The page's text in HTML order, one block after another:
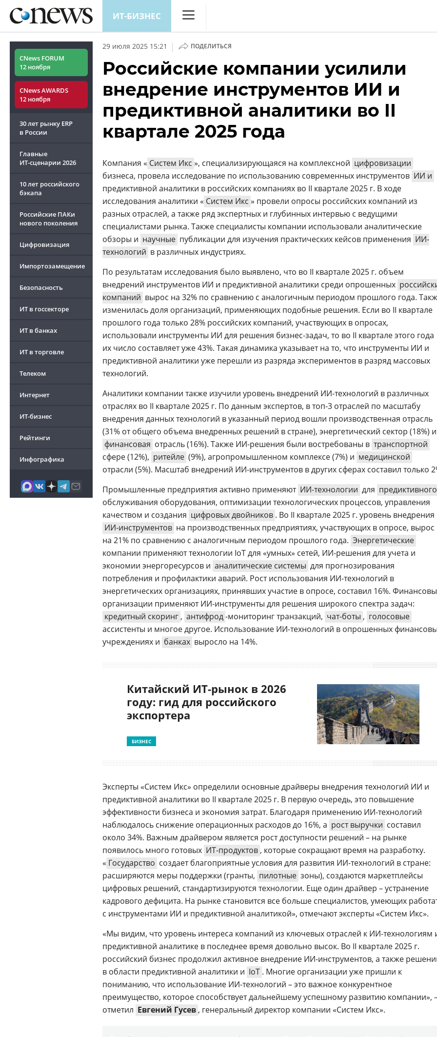
ИТ-БИЗНЕС
Конференции
Маркет
Техника
ТВ
CNews FORUM
12 ноября
CNews AWARDS
12 ноября
30 лет рынку ERP
в России
Главные
ИТ-сценарии 2026
10 лет российского
бэкапа
Российские ПАКи
нового поколения
Цифровизация
Импортозамещение
Безопасность
ИТ в госсекторе
ИТ в банках
ИТ в торговле
Телеком
Интернет
ИТ-бизнес
Рейтинги
Инфографика
29 июля 2025 15:21 | ПОДЕЛИТЬСЯ
Российские компании усилили
внедрение инструментов ИИ и
предиктивной аналитики во II
квартале 2025 года
Компания « Систем Икс », специализирующаяся на комплексной цифровизации
бизнеса, провела исследование по использованию современных инструментов ИИ и
предиктивной аналитики в российских компаниях во II квартале 2025 г. В ходе
исследования аналитики « Систем Икс » провели опросы российских компаний из
разных отраслей, а также ряд экспертных и глубинных интервью с ведущими
специалистами рынка. Также специалисты компании использовали аналитические
обзоры и научные публикации для изучения практических кейсов применения ИИ-
технологий в различных индустриях.
По результатам исследования было выявлено, что во II квартале 2025 г. объем
внедрений инструментов ИИ и предиктивной аналитики среди опрошенных
компаний вырос на 32% по сравнению с аналогичным периодом прошлого года.
изменилась доля организаций, применяющих подобные решения. Если во II квартале
прошлого года только 28% российских компаний, участвующих в опросах,
использовали инструменты ИИ для решения бизнес-задач, то во II квартале этого года
их число составляет уже 43%. Такая динамика указывает на то, что инструменты ИИ и
предиктивной аналитики уже перешли из разряда экспериментов в разряд массовых
технологий.
Аналитики компании также изучили уровень внедрений ИИ-технологий в различных
отраслях во II квартале 2025 г. По данным экспертов, в топ-3 отраслей по масштабу
внедрения данных технологий в указанный период вошли производственная отрасль
(31% от общего объема внедренных решений в стране), энергетический сектор (18%) и
финансовая отрасль (16%). Также ИИ-решения были востребованы в транспортной
сфере (12%), ритейле (9%), агропромышленном комплексе (7%) и медицинской
отрасли (5%). Масштаб внедрений ИИ-инструментов в других сферах составил только
Промышленные предприятия активно применяют ИИ-технологии для предиктивного
обслуживания оборудования, оптимизации технологических процессов, управления
качеством и создания цифровых двойников . Во II квартале 2025 г. уровень внедрения
ИИ-инструментов на производственных предприятиях, участвующих в опросе, вырос
на 21% по сравнению с аналогичным периодом прошлого года. Энергетические
компании применяют технологии IoT для «умных» сетей, ИИ-решения для учета и
экономии энергоресурсов и аналитические системы для прогнозирования
потребления и профилактики аварий. Рост использования ИИ-технологий в
энергетических организациях, принявших участие в опросе, составил 16%.
организации применяют ИИ-инструменты для решения широкого спектра задач:
кредитный скоринг , антифрод-мониторинг транзакций, чат-боты , голосовые
ассистенты и многое другое. Использование ИИ-технологий в опрошенных
учреждениях и банках выросло на 14%.
Китайский ИТ-рынок в 2026
году: гид для российского
экспортера
БИЗНЕС
Эксперты «Систем Икс» определили основные драйверы внедрения технологий ИИ и
предиктивной аналитики во II квартале 2025 г. В первую очередь, это повышение
эффективности бизнеса и экономия затрат. Благодаря применению ИИ-технологий
наблюдалось снижение операционных расходов до 16%, а рост выручки составил
около 34%. Важным драйвером является рост доступности решений – на рынке
появилось много готовых ИТ-продуктов , которые сокращают время на разработку.
« Государство создает благоприятные условия для развития ИИ-технологий в стране:
расширяются меры поддержки (гранты, пилотные зоны), создаются маркетплейсы
цифровых решений, стандартизируются технологии. Еще один драйвер – устранение
кадрового дефицита. На рынке становится все больше специалистов, умеющих
с инструментами ИИ и предиктивной аналитикой», отмечают эксперты «Систем Икс».
«Мы видим, что уровень интереса компаний из ключевых отраслей к ИИ-технологиям
предиктивной аналитике в последнее время довольно высок. Во II квартале 2025 г.
российский бизнес продолжил активное внедрение ИИ-инструментов, а также
в области предиктивной аналитики и IoT . Многие организации уже пришли к
пониманию, что использование ИИ-технологий – это важное конкурентное
преимущество, которое способствует дальнейшему успешному развитию компании»,
отметил Евгений Гусев , генеральный директор компании «Систем Икс».